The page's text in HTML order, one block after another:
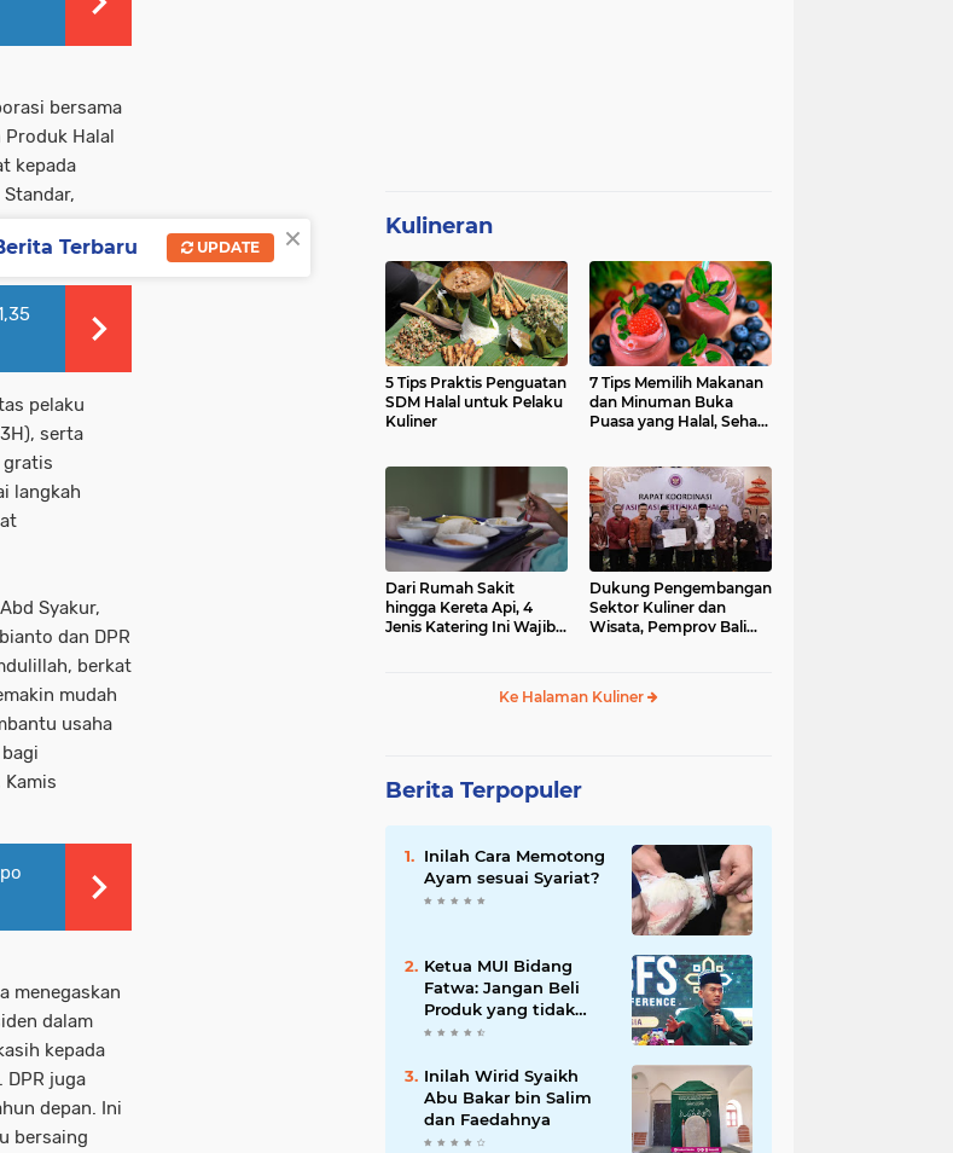
bersama
Produk Halal
kepada
pelaku
serta
gratis
langkah
Syakur,
dan DPR
berkat
mudah
usaha
menegaskan
dalam
kepada
DPR juga
depan. Ini
bersaing
Kulineran
5 Tips Praktis Penguatan
SDM Halal untuk Pelaku
Kuliner
7 Tips Memilih Makanan
dan Minuman Buka
Puasa yang Halal, Sehat,
Dari Rumah Sakit
hingga Kereta Api, 4
Jenis Katering Ini Wajib
Dukung Pengembangan
Sektor Kuliner dan
Wisata, Pemprov Bali
Ke Halaman Kuliner
Berita Terpopuler
Inilah Cara Memotong
Ayam sesuai Syariat?
Ketua MUI Bidang
Fatwa: Jangan Beli
Produk yang tidak
Halal
Inilah Wirid Syaikh
Abu Bakar bin Salim
dan Faedahnya
×
Terbaru UPDATE